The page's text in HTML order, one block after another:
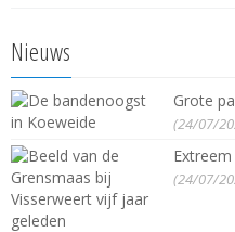
Nieuws
Grote
(24/07/
(24/07/